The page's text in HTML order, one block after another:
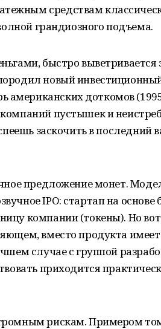
средствам
грандиозного подъема.
быстро выветривается
новый
доткомов
пустышек и
заскочить в последний
предложение монет.
IPO: стартап на основе
компании (токены). Но
вместо продукта
случае с группой
приходится
рискам. Примером